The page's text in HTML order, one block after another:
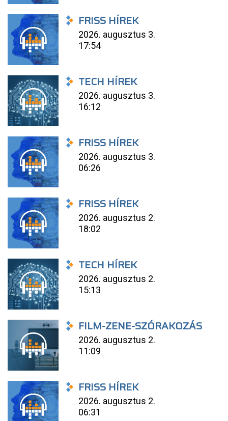
FRISS HÍREK
2026. augusztus 3.
17:54
TECH HÍREK
2026. augusztus 3.
16:12
FRISS HÍREK
2026. augusztus 3.
06:26
FRISS HÍREK
2026. augusztus 2.
18:02
TECH HÍREK
2026. augusztus 2.
15:13
FILM-ZENE-SZÓRAKOZÁS
2026. augusztus 2.
11:09
FRISS HÍREK
2026. augusztus 2.
06:31